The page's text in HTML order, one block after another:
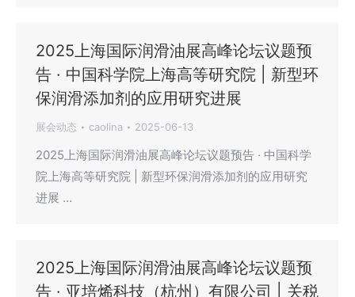
2025上海国际润滑油展高峰论坛议题预
告 · 中国科学院上海高等研究院 | 新型环
保润滑添加剂的应用研究进展
展会动态 caolina 2025-06-13
2025上海国际润滑油展高峰论坛议题预告 · 中国科学
院上海高等研究院 | 新型环保润滑添加剂的应用研究
进展 …
2025上海国际润滑油展高峰论坛议题预
告 · 亚培烯科技（杭州）有限公司 | 关税